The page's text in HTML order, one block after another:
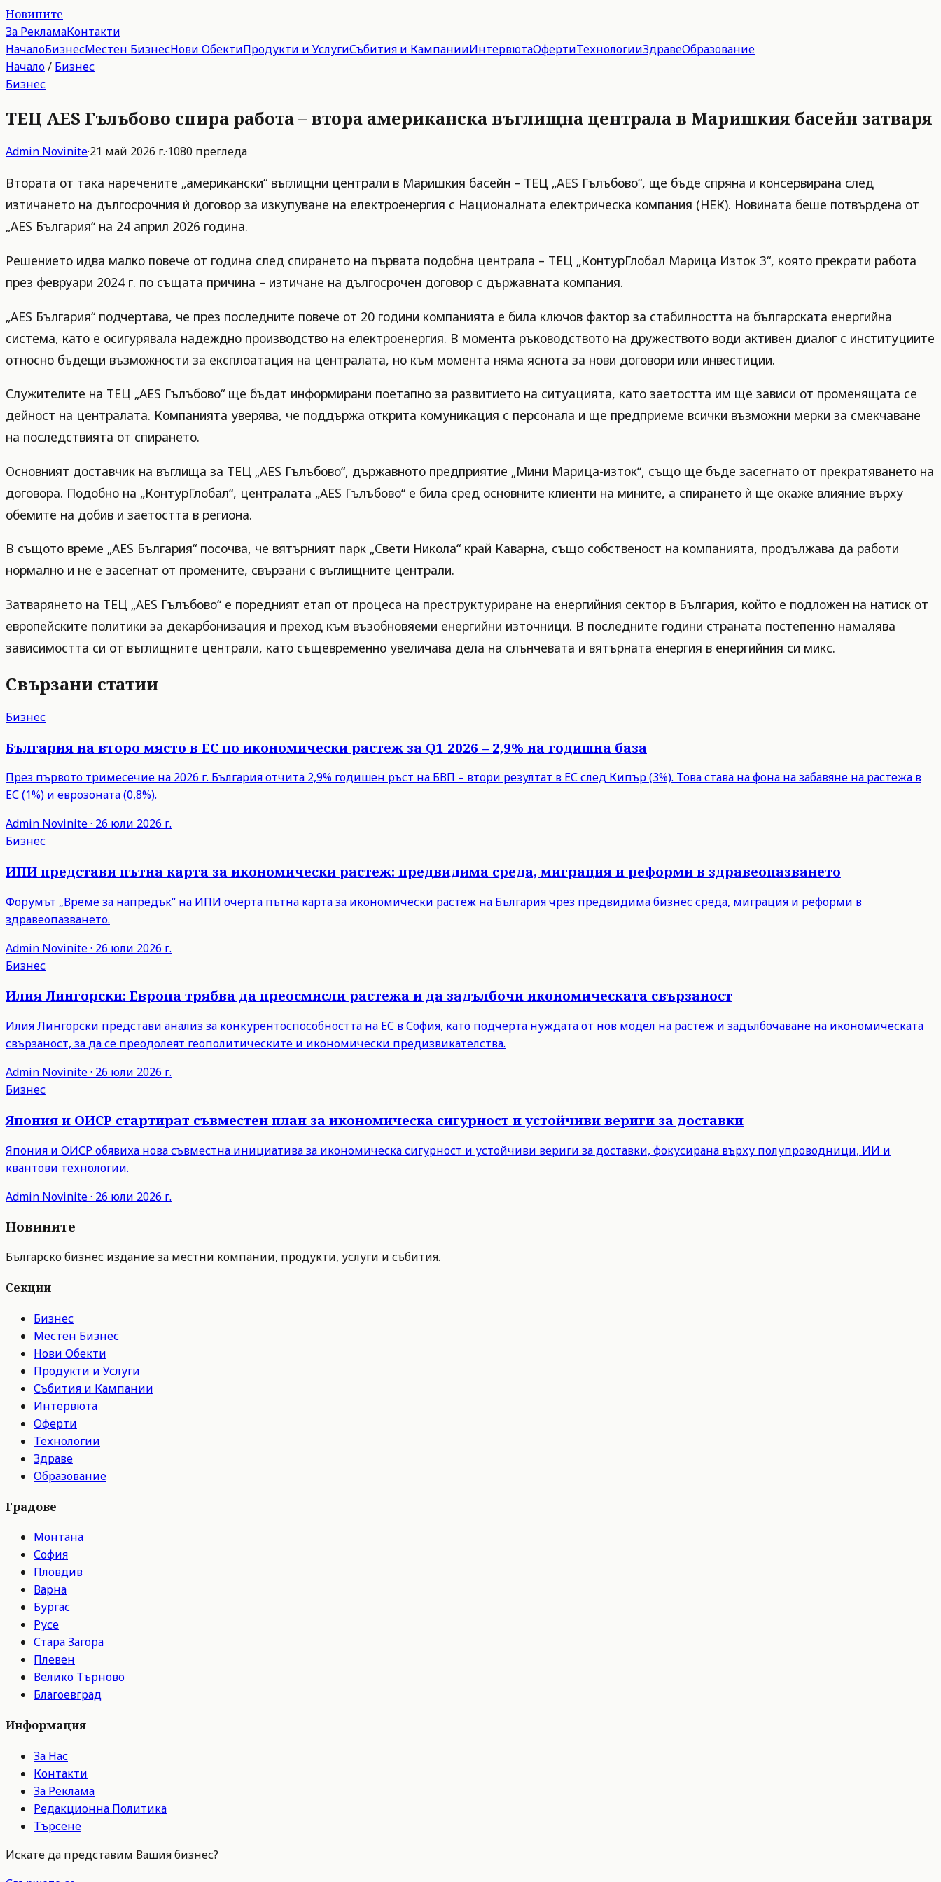
Новините
За РекламаКонтакти
НачалоБизнесМестен БизнесНови ОбектиПродукти и УслугиСъбития и КампанииИнтервютаОфертиТехнологииЗдравеОбразование
Начало/ Бизнес
Бизнес
ТЕЦ AES Гълъбово спира работа – втора американска въглищна централа в Маришкия басейн затваря
Admin Novinite·21 май 2026 г.·1080 прегледа
Втората от така наречените „американски“ въглищни централи в Маришкия басейн – ТЕЦ „AES Гълъбово“, ще бъде спряна и консервирана след
изтичането на дългосрочния ѝ договор за изкупуване на електроенергия с Националната електрическа компания (НЕК). Новината беше потвърдена от
„AES България“ на 24 април 2026 година.
Решението идва малко повече от година след спирането на първата подобна централа – ТЕЦ „КонтурГлобал Марица Изток 3“, която прекрати работа
през февруари 2024 г. по същата причина – изтичане на дългосрочен договор с държавната компания.
„AES България“ подчертава, че през последните повече от 20 години компанията е била ключов фактор за стабилността на българската енергийна
система, като е осигурявала надеждно производство на електроенергия. В момента ръководството на дружеството води активен диалог с институциите
относно бъдещи възможности за експлоатация на централата, но към момента няма яснота за нови договори или инвестиции.
Служителите на ТЕЦ „AES Гълъбово“ ще бъдат информирани поетапно за развитието на ситуацията, като заетостта им ще зависи от променящата се
дейност на централата. Компанията уверява, че поддържа открита комуникация с персонала и ще предприеме всички възможни мерки за смекчаване
на последствията от спирането.
Основният доставчик на въглища за ТЕЦ „AES Гълъбово“, държавното предприятие „Мини Марица-изток“, също ще бъде засегнато от прекратяването на
договора. Подобно на „КонтурГлобал“, централата „AES Гълъбово“ е била сред основните клиенти на мините, а спирането ѝ ще окаже влияние върху
обемите на добив и заетостта в региона.
В същото време „AES България“ посочва, че вятърният парк „Свети Никола“ край Каварна, също собственост на компанията, продължава да работи
нормално и не е засегнат от промените, свързани с въглищните централи.
Затварянето на ТЕЦ „AES Гълъбово“ е поредният етап от процеса на преструктуриране на енергийния сектор в България, който е подложен на натиск от
европейските политики за декарбонизация и преход към възобновяеми енергийни източници. В последните години страната постепенно намалява
зависимостта си от въглищните централи, като същевременно увеличава дела на слънчевата и вятърната енергия в енергийния си микс.
Свързани статии
Бизнес
България на второ място в ЕС по икономически растеж за Q1 2026 – 2,9% на годишна база
През първото тримесечие на 2026 г. България отчита 2,9% годишен ръст на БВП – втори резултат в ЕС след Кипър (3%). Това става на фона на забавяне на растежа в
ЕС (1%) и еврозоната (0,8%).
Admin Novinite· 26 юли 2026 г.
Бизнес
ИПИ представи пътна карта за икономически растеж: предвидима среда, миграция и реформи в здравеопазването
Форумът „Време за напредък“ на ИПИ очерта пътна карта за икономически растеж на България чрез предвидима бизнес среда, миграция и реформи в
здравеопазването.
Admin Novinite· 26 юли 2026 г.
Бизнес
Илия Лингорски: Европа трябва да преосмисли растежа и да задълбочи икономическата свързаност
Илия Лингорски представи анализ за конкурентоспособността на ЕС в София, като подчерта нуждата от нов модел на растеж и задълбочаване на икономическата
свързаност, за да се преодолеят геополитическите и икономически предизвикателства.
Admin Novinite· 26 юли 2026 г.
Бизнес
Япония и ОИСР стартират съвместен план за икономическа сигурност и устойчиви вериги за доставки
Япония и ОИСР обявиха нова съвместна инициатива за икономическа сигурност и устойчиви вериги за доставки, фокусирана върху полупроводници, ИИ и
квантови технологии.
Admin Novinite· 26 юли 2026 г.
Новините
Българско бизнес издание за местни компании, продукти, услуги и събития.
Секции
Бизнес
Местен Бизнес
Нови Обекти
Продукти и Услуги
Събития и Кампании
Интервюта
Оферти
Технологии
Здраве
Образование
Градове
Монтана
София
Пловдив
Варна
Бургас
Русе
Стара Загора
Плевен
Велико Търново
Благоевград
Информация
За Нас
Контакти
За Реклама
Редакционна Политика
Търсене
Искате да представим Вашия бизнес?